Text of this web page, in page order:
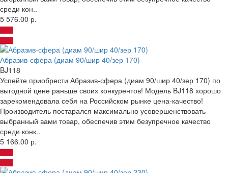
среди кон..
5 576.00 р.
Абразив-сфера (диам 90/шир 40/зер 170)
BJ118
Успейте приобрести Абразив-сфера (диам 90/шир 40/зер 170) по
выгодной цене раньше своих конкурентов! Модель BJ118 хорошо
зарекомендовала себя на Российском рынке цена-качество!
Производитель постарался максимально усовершенствовать
выбранный вами товар, обеспечив этим безупречное качество
среди конк..
5 166.00 р.